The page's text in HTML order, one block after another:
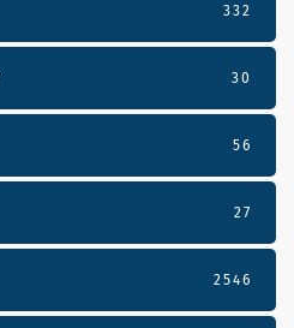
332
30
56
27
2546